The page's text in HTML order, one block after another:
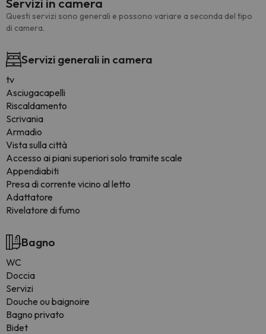
Questi servizi sono generali e possono variare a seconda del tipo
di camera.
Servizi generali in camera
tv
Asciugacapelli
Riscaldamento
Scrivania
Armadio
Vista sulla città
Accesso ai piani superiori solo tramite scale
Appendiabiti
Presa di corrente vicino al letto
Adattatore
Rivelatore di fumo
Bagno
WC
Doccia
Servizi
Douche ou baignoire
Bagno privato
Bidet